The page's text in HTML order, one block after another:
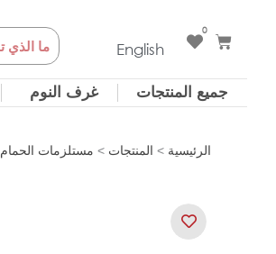
Search English
0
Cart
جميع المنتجات غرف النوم
الرئيسية > المنتجات > مستلزمات الحمام